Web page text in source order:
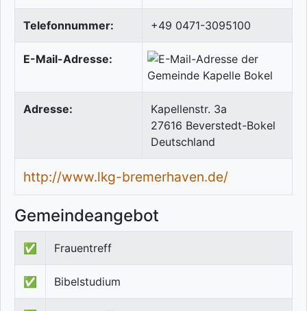
Telefonnummer: +49 0471-3095100
E-Mail-Adresse:
Adresse:
Kapellenstr. 3a
27616 Beverstedt-Bokel
Deutschland
http://www.lkg-bremerhaven.de/
Gemeindeangebot
✅ Frauentreff
✅ Bibelstudium